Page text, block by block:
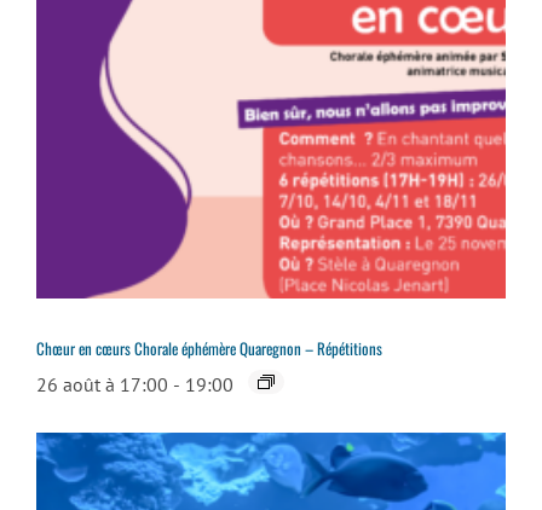
Chœur en cœurs Chorale éphémère Quaregnon – Répétitions
26 août à 17:00 - 19:00